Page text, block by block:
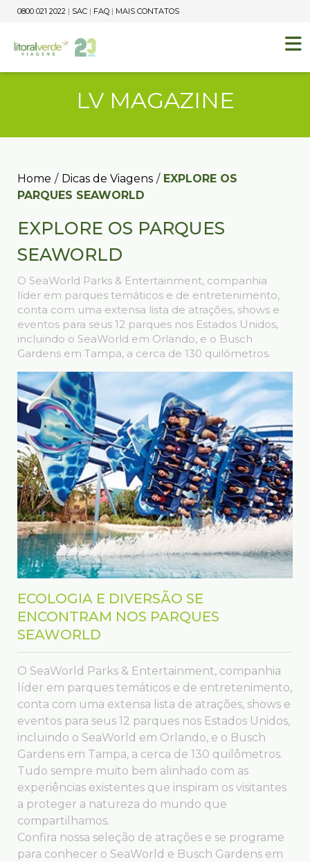
0800 021 2022 | SAC | FAQ | MAIS CONTATOS
LV MAGAZINE
Home / Dicas de Viagens / EXPLORE OS
PARQUES SEAWORLD
EXPLORE OS PARQUES
SEAWORLD
O SeaWorld Parks & Entertainment, companhia
líder em parques temáticos e de entretenimento,
conta com uma extensa lista de atrações, shows e
eventos para seus 12 parques nos Estados Unidos,
incluindo o SeaWorld em Orlando, e o Busch
Gardens em Tampa, a cerca de 130 quilômetros.
ECOLOGIA E DIVERSÃO SE
ENCONTRAM NOS PARQUES
SEAWORLD
O SeaWorld Parks & Entertainment, companhia
líder em parques temáticos e de entretenimento,
conta com uma extensa lista de atrações, shows e
eventos para seus 12 parques nos Estados Unidos,
incluindo o SeaWorld em Orlando, e o Busch
Gardens em Tampa, a cerca de 130 quilômetros.
Tudo sempre muito bem alinhado com as
experiências existentes que inspiram os visitantes
a proteger a natureza do mundo que
compartilhamos.
Confira nossa seleção de atrações e se programe
para conhecer o SeaWorld e Busch Gardens em